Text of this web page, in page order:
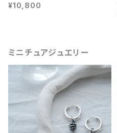
¥10,800
ミニチュアジュエリー